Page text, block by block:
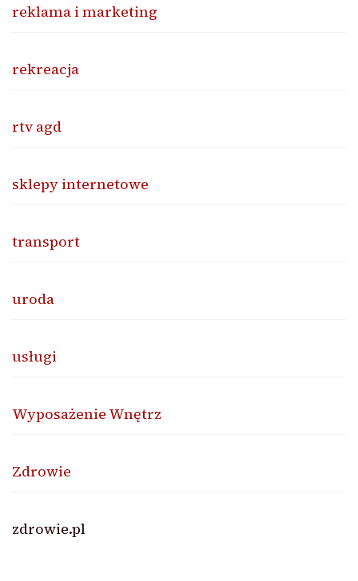
reklama i marketing
rekreacja
rtv agd
sklepy internetowe
transport
uroda
usługi
Wyposażenie Wnętrz
Zdrowie
zdrowie.pl